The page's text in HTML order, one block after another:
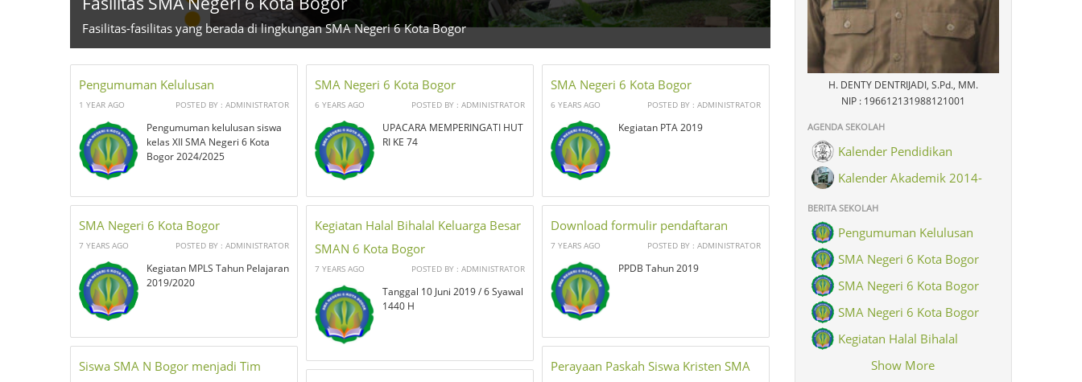
Fasilitas-fasilitas yang berada di lingkungan SMA Negeri 6 Kota Bogor
Pengumuman Kelulusan
1 YEAR AGO POSTED BY : ADMINISTRATOR
Pengumuman kelulusan siswa
kelas XII SMA Negeri 6 Kota
Bogor 2024/2025
SMA Negeri 6 Kota Bogor
6 YEARS AGO POSTED BY : ADMINISTRATOR
UPACARA MEMPERINGATI HUT
RI KE 74
SMA Negeri 6 Kota Bogor
6 YEARS AGO POSTED BY : ADMINISTRATOR
Kegiatan PTA 2019
SMA Negeri 6 Kota Bogor
7 YEARS AGO POSTED BY : ADMINISTRATOR
Kegiatan MPLS Tahun Pelajaran
2019/2020
Kegiatan Halal Bihalal Keluarga Besar
SMAN 6 Kota Bogor
7 YEARS AGO POSTED BY : ADMINISTRATOR
Tanggal 10 Juni 2019 / 6 Syawal
1440 H
Download formulir pendaftaran
7 YEARS AGO POSTED BY : ADMINISTRATOR
PPDB Tahun 2019
Siswa SMA N Bogor menjadi Tim
Perayaan Paskah Siswa Kristen SMA
H. DENTY DENTRIJADI, S.Pd., MM.
NIP : 196612131988121001
AGENDA SEKOLAH
Kalender Pendidikan
Kalender Akademik 2014-
2015
BERITA SEKOLAH
Pengumuman Kelulusan
SMA Negeri 6 Kota Bogor
SMA Negeri 6 Kota Bogor
SMA Negeri 6 Kota Bogor
Kegiatan Halal Bihalal
Keluarga Besar SMAN 6 Kota
Show More